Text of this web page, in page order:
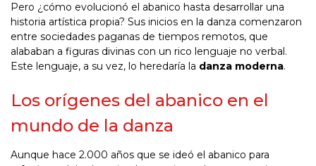
Pero ¿cómo evolucionó el abanico hasta desarrollar una
historia artística propia? Sus inicios en la danza comenzaron
entre sociedades paganas de tiempos remotos, que
alababan a figuras divinas con un rico lenguaje no verbal.
Este lenguaje, a su vez, lo heredaría la danza moderna.
Los orígenes del abanico en el
mundo de la danza
Aunque hace 2.000 años que se ideó el abanico para